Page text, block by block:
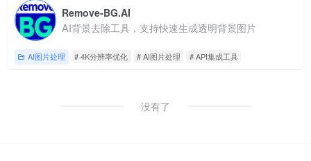
Remove-BG.AI
AI背景去除工具，支持快速生成透明背景图片
AI图片处理 # 4K分辨率优化 # AI图片处理 # API集成工具
没有了